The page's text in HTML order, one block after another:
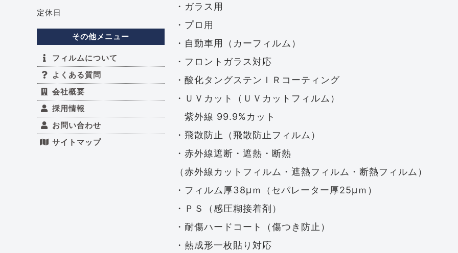
定休日
その他メニュー
フィルムについて
よくある質問
会社概要
採用情報
お問い合わせ
サイトマップ
・ガラス用
・プロ用
・自動車用（カーフィルム）
・フロントガラス対応
・酸化タングステンＩＲコーティング
・ＵＶカット（ＵＶカットフィルム）
紫外線 99.9%カット
・飛散防止（飛散防止フィルム）
・赤外線遮断・遮熱・断熱
（赤外線カットフィルム・遮熱フィルム・断熱フィルム）
・フィルム厚38μｍ（セパレーター厚25μｍ）
・ＰＳ（感圧糊接着剤）
・耐傷ハードコート（傷つき防止）
・熱成形一枚貼り対応